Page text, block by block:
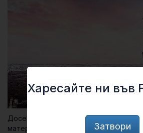
Досега върху идеята да се създават
материали, се е гледало като на
Харесайте ни във
Затвори